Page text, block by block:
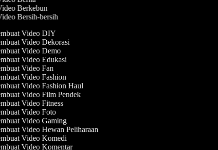
Berkebun
Bersih-bersih
Video DIY
Video Dekorasi
Video Demo
Video Edukasi
Video Fan
Video Fashion
Video Fashion Haul
Video Film Pendek
Video Fitness
Video Foto
Video Gaming
Video Hewan Peliharaan
Video Komedi
Video Komentar